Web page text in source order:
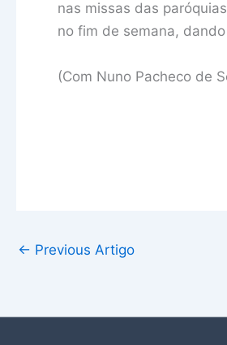
nas missas das
no fim de semana,
(Com Nuno Pacheco de
← Previous Artigo